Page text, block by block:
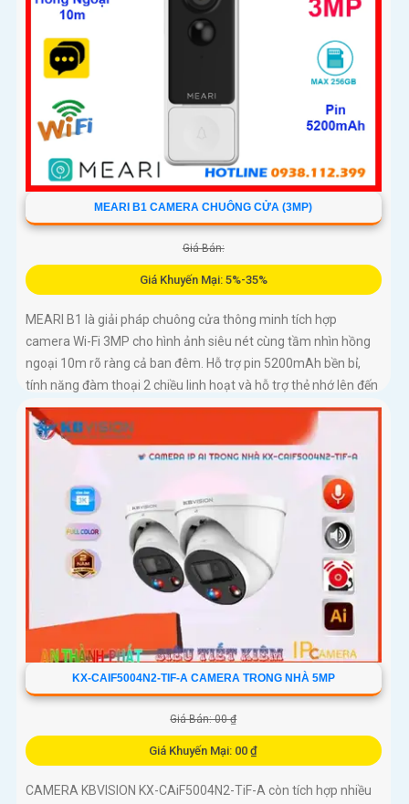
MEARI B1 CAMERA CHUÔNG CỬA (3MP)
Giá Bán:
Giá Khuyến Mại: 5%-35%
MEARI B1 là giải pháp chuông cửa thông minh tích hợp
camera Wi-Fi 3MP cho hình ảnh siêu nét cùng tầm nhìn hồng
ngoại 10m rõ ràng cả ban đêm. Hỗ trợ pin 5200mAh bền bỉ,
tính năng đàm thoại 2 chiều linh hoạt và hỗ trợ thẻ nhớ lên đến
256GB, mang đến sự an tâm tuyệt đối cho gia đình bạn
KX-CAIF5004N2-TIF-A CAMERA TRONG NHÀ 5MP
Giá Bán: 00 ₫
Giá Khuyến Mại: 00 ₫
CAMERA KBVISION KX-CAiF5004N2-TiF-A còn tích hợp nhiều